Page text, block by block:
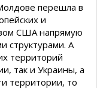
перешла в
и
США напрямую
структурами. А
территорий
так и Украины, а
территории, то